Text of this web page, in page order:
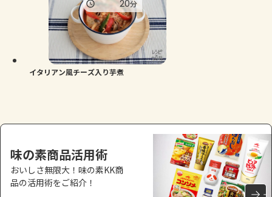
イタリアン風チーズ入り芋煮
20分
味の素商品活用術
おいしさ無限大！味の素KK商
品の活用術をご紹介！